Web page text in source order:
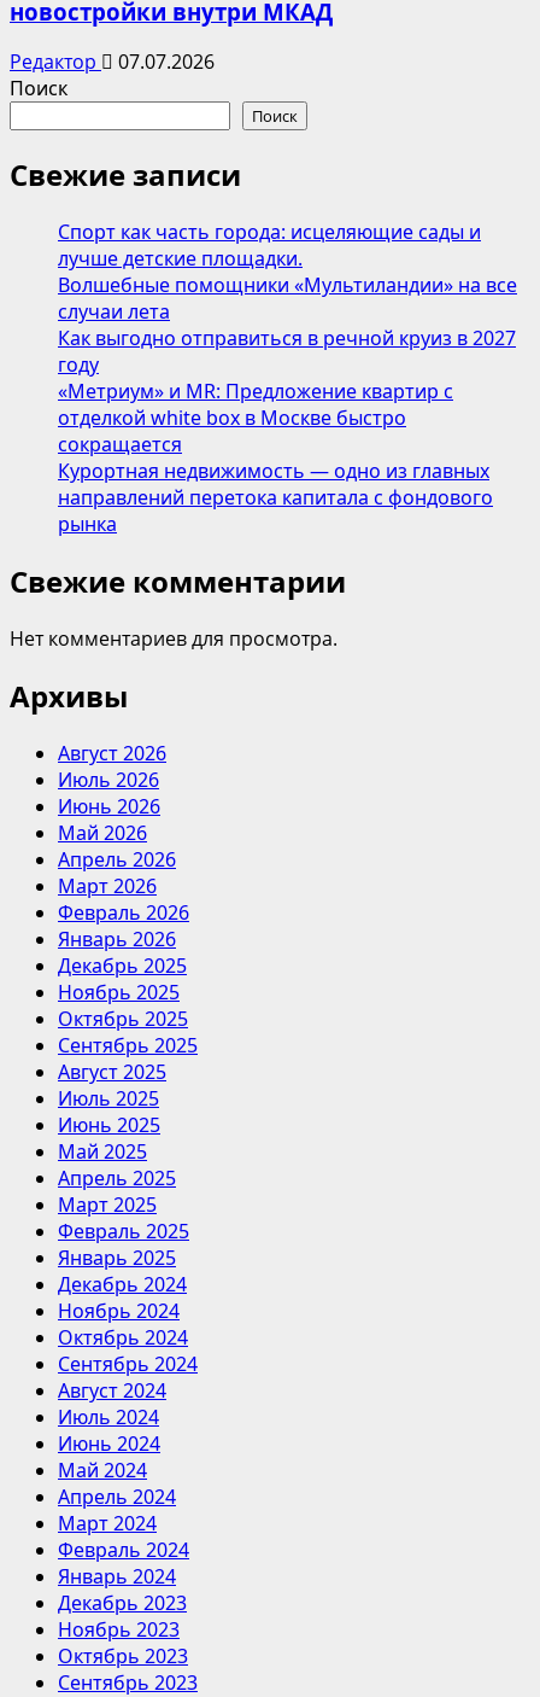
новостройки внутри МКАД
Редактор
07.07.2026
Поиск
Поиск
Свежие записи
Спорт как часть города: исцеляющие сады и
лучше детские площадки.
Волшебные помощники «Мультиландии» на все
случаи лета
Как выгодно отправиться в речной круиз в 2027
году
«Метриум» и MR: Предложение квартир с
отделкой white box в Москве быстро
сокращается
Курортная недвижимость — одно из главных
направлений перетока капитала с фондового
рынка
Свежие комментарии
Нет комментариев для просмотра.
Архивы
Август 2026
Июль 2026
Июнь 2026
Май 2026
Апрель 2026
Март 2026
Февраль 2026
Январь 2026
Декабрь 2025
Ноябрь 2025
Октябрь 2025
Сентябрь 2025
Август 2025
Июль 2025
Июнь 2025
Май 2025
Апрель 2025
Март 2025
Февраль 2025
Январь 2025
Декабрь 2024
Ноябрь 2024
Октябрь 2024
Сентябрь 2024
Август 2024
Июль 2024
Июнь 2024
Май 2024
Апрель 2024
Март 2024
Февраль 2024
Январь 2024
Декабрь 2023
Ноябрь 2023
Октябрь 2023
Сентябрь 2023